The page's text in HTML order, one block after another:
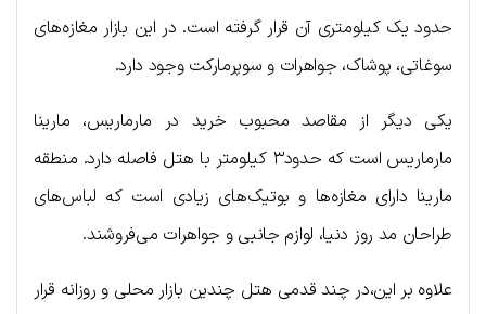
حدود یک کیلومتری آن قرار گرفته است. در این بازار مغازه‌های
سوغاتی، پوشاک، جواهرات و سوپرمارکت وجود دارد.
یکی دیگر از مقاصد محبوب خرید در مارماریس، مارینا
مارماریس است که حدود۳ کیلومتر با هتل فاصله دارد. منطقه
مارینا دارای مغازه‌ها و بوتیک‌های زیادی است که لباس‌های
طراحان مد روز دنیا، لوازم جانبی و جواهرات می‌فروشند.
علاوه بر این،در چند قدمی هتل چندین بازار محلی و روزانه قرار